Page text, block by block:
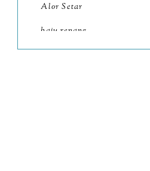
Alor Setar
baju renang